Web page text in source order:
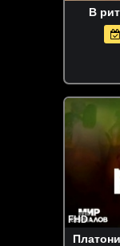
B
FHD